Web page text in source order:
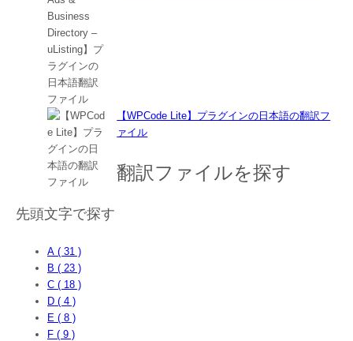
【WPCode Lite】プラグインの日本語の翻訳フ
ァイル
翻訳ファイルを探す
先頭文字で探す
A ( 31 )
B ( 23 )
C ( 18 )
D ( 4 )
E ( 8 )
F ( 9 )